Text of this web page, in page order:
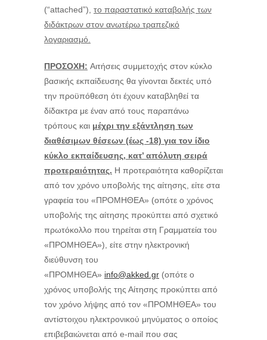
(“attached”), το παραστατικό καταβολής των
διδάκτρων στον ανωτέρω τραπεζικό
λογαριασμό.
ΠΡΟΣΟΧΗ: Αιτήσεις συμμετοχής στον κύκλο
βασικής εκπαίδευσης θα γίνονται δεκτές υπό
την προϋπόθεση ότι έχουν καταβληθεί τα
δίδακτρα με έναν από τους παραπάνω
τρόπους και μέχρι την εξάντληση των
διαθέσιμων θέσεων (έως -18) για τον ίδιο
κύκλο εκπαίδευσης, κατ’ απόλυτη σειρά
προτεραιότητας. Η προτεραιότητα καθορίζεται
από τον χρόνο υποβολής της αίτησης, είτε στα
γραφεία του «ΠΡΟΜΗΘΕΑ» (οπότε ο χρόνος
υποβολής της αίτησης προκύπτει από σχετικό
πρωτόκολλο που τηρείται στη Γραμματεία του
«ΠΡΟΜΗΘΕΑ»), είτε στην ηλεκτρονική
διεύθυνση του
«ΠΡΟΜΗΘΕΑ» info@akked.gr (οπότε ο
χρόνος υποβολής της Αίτησης προκύπτει από
τον χρόνο λήψης από τον «ΠΡΟΜΗΘΕΑ» του
αντίστοιχου ηλεκτρονικού μηνύματος ο οποίος
επιβεβαιώνεται από e-mail που σας